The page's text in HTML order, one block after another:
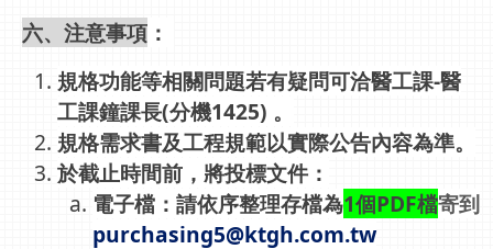
六、注意事項 ：
規格功能等相關問題若有疑問可洽醫工課-醫
工課鐘課長(分機1425) 。
規格需求書及工程規範以實際公告內容為準。
於截止時間前，將投標文件：
電子檔：請依序整理存檔為1個PDF檔寄到
purchasing5@ktgh.com.tw